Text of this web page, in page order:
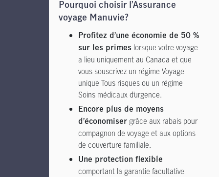
Pourquoi choisir l’Assurance
voyage Manuvie?
Profitez d’une économie de 50 %
sur les primes lorsque votre voyage
a lieu uniquement au Canada et que
vous souscrivez un régime Voyage
unique Tous risques ou un régime
Soins médicaux d’urgence.
Encore plus de moyens
d’économiser grâce aux rabais pour
compagnon de voyage et aux options
de couverture familiale.
Une protection flexible
comportant la garantie facultative